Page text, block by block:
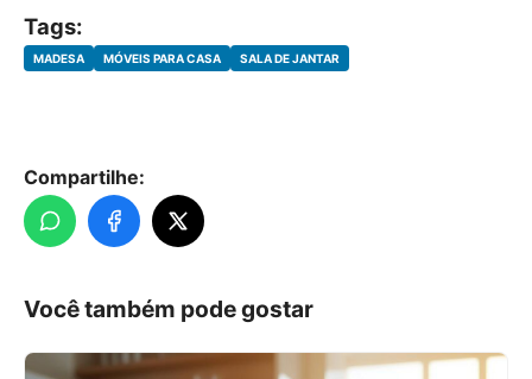
Tags:
MADESA MÓVEIS PARA CASA SALA DE JANTAR
Compartilhe:
Você também pode gostar